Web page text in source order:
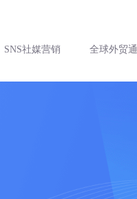
SNS社媒营销 全球外贸通